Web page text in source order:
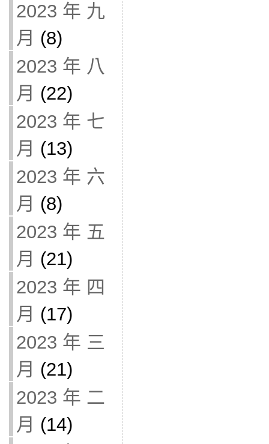
2023 年 九
月 (8)
2023 年 八
月 (22)
2023 年 七
月 (13)
2023 年 六
月 (8)
2023 年 五
月 (21)
2023 年 四
月 (17)
2023 年 三
月 (21)
2023 年 二
月 (14)